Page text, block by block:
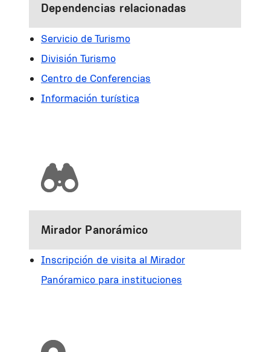
Dependencias relacionadas
Servicio de Turismo
División Turismo
Centro de Conferencias
Información turística
Mirador Panorámico
Inscripción de visita al Mirador
Panóramico para instituciones